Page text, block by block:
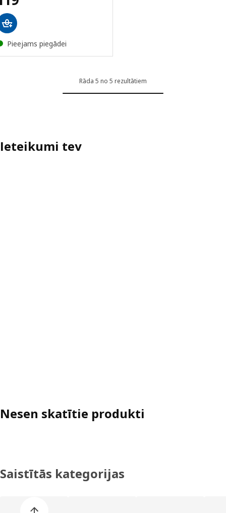
Pieejams piegādei
Rāda 5 no 5 rezultātiem
Ieteikumi tev
Nesen skatītie produkti
Saistītās kategorijas